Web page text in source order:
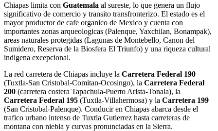
Chiapas limita con Guatemala al sureste, lo que genera un flujo
significativo de comercio y transito transfronterizo. El estado es el
mayor productor de cafe organico de Mexico y cuenta con
importantes zonas arqueologicas (Palenque, Yaxchilan, Bonampak),
areas naturales protegidas (Lagunas de Montebello, Canon del
Sumidero, Reserva de la Biosfera El Triunfo) y una riqueza cultural
indigena excepcional.
La red carretera de Chiapas incluye la Carretera Federal 190
(Tuxtla-San Cristobal-Comitan-Ocosingo), la Carretera Federal
200 (carretera costera Tapachula-Puerto Arista-Tonala), la
Carretera Federal 195 (Tuxtla-Villahermosa) y la Carretera 199
(San Cristobal-Palenque). Conducir en Chiapas abarca desde el
trafico urbano intenso de Tuxtla Gutierrez hasta carreteras de
montana con niebla y curvas pronunciadas en la Sierra.